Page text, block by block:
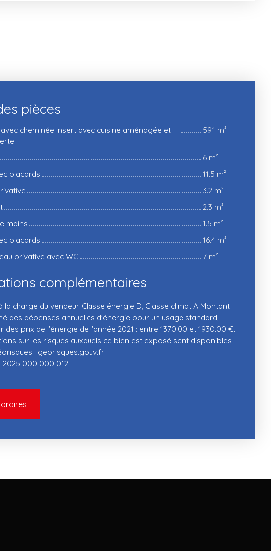
pièces
cheminée insert avec cuisine aménagée et
59.1 m²
6 m²
placards
11.5 m²
3.2 m²
2.3 m²
mains
1.5 m²
placards
16.4 m²
privative avec WC
7 m²
complémentaires
la charge du vendeur. Classe énergie D, Classe climat A Montant
des dépenses annuelles d'énergie pour un usage standard,
des prix de l'énergie de l'année 2021 : entre 1370.00 et 1930.00 €.
sur les risques auxquels ce bien est exposé sont disponibles
: georisques.gouv.fr.
2025 000 000 012